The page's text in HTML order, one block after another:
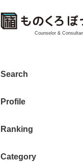
Counselor &
Search
Profile
Ranking
Category
「視覚マ
ンで自分ブ
ログのデザ
者
大東 信仁（ものくろ）